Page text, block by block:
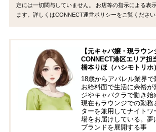
定には一切関与していません。 お店等の指示による表
ます。詳しくはCONNECT運営ポリシーをご覧ください
【元キャバ嬢・現ラウン
CONNECT港区エリア担
橋本りほ（ハシモトリホ）
18歳からアパレル業界で
お給料面で生活に余裕が
ジやキャバクラで働き始
現在もラウンジでの勤務
ターを兼用してナイトワ
場をお届けしている。夢
ブランドを展開する事